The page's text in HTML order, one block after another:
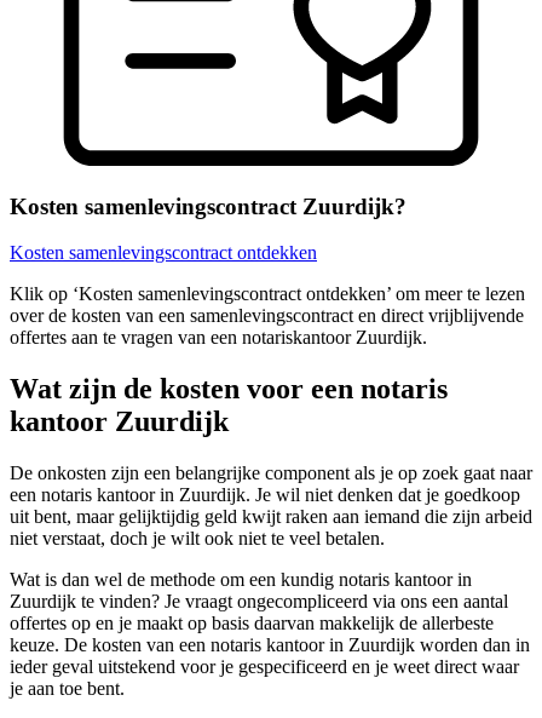
Kosten samenlevingscontract Zuurdijk?
Kosten samenlevingscontract ontdekken
Klik op ‘Kosten samenlevingscontract ontdekken’ om meer te lezen
over de kosten van een samenlevingscontract en direct vrijblijvende
offertes aan te vragen van een notariskantoor Zuurdijk.
Wat zijn de kosten voor een notaris
kantoor Zuurdijk
De onkosten zijn een belangrijke component als je op zoek gaat naar
een notaris kantoor in Zuurdijk. Je wil niet denken dat je goedkoop
uit bent, maar gelijktijdig geld kwijt raken aan iemand die zijn arbeid
niet verstaat, doch je wilt ook niet te veel betalen.
Wat is dan wel de methode om een kundig notaris kantoor in
Zuurdijk te vinden? Je vraagt ongecompliceerd via ons een aantal
offertes op en je maakt op basis daarvan makkelijk de allerbeste
keuze. De kosten van een notaris kantoor in Zuurdijk worden dan in
ieder geval uitstekend voor je gespecificeerd en je weet direct waar
je aan toe bent.